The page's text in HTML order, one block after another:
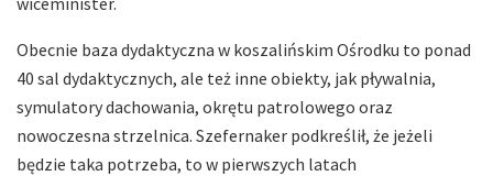
Obecnie baza dydaktyczna w koszalińskim Ośrodku to ponad
40 sal dydaktycznych, ale też inne obiekty, jak pływalnia,
symulatory dachowania, okrętu patrolowego oraz
nowoczesna strzelnica. Szefernaker podkreślił, że jeżeli
będzie taka potrzeba, to w pierwszych latach